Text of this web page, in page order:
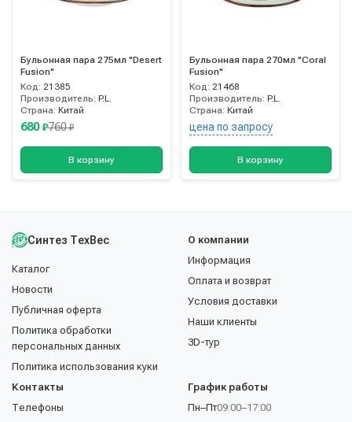
Бульонная пара 275мл "Desert
Fusion"
Код: 21385
Производитель: P.L.
Страна: Китай
680 ₽760₽
В корзину
Бульонная пара 270мл "Coral
Fusion"
Код: 21468
Производитель: P.L.
Страна: Китай
цена по запросу
В корзину
Синтез ТехВес
Каталог
Новости
Публичная оферта
Политика обработки
персональных данных
Политика использования куки
О компании
Информация
Оплата и возврат
Условия доставки
Наши клиенты
3D-тур
Контакты
Телефоны
График работы
Пн–Пт09:00–17:00